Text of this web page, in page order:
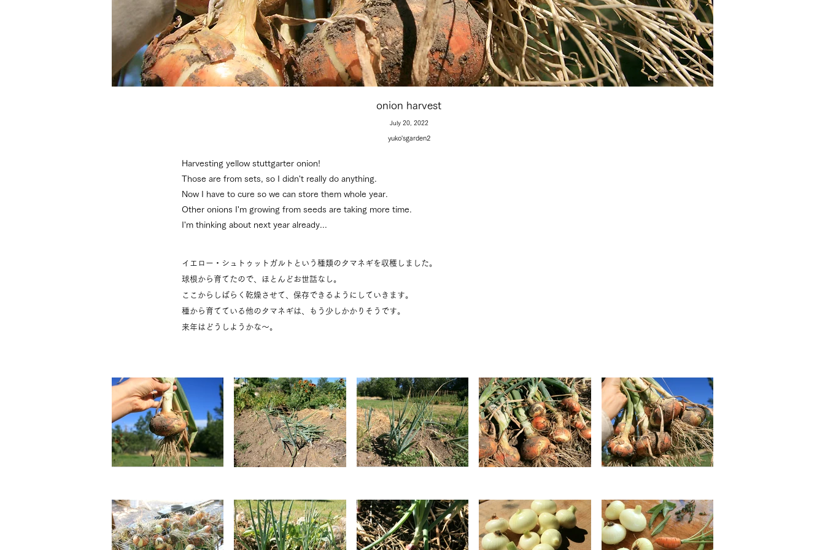
onion harvest
July 20, 2022
yuko'sgarden2
Harvesting yellow stuttgarter onion!
Those are from sets, so I didn't really do anything.
Now I have to cure so we can store them whole year.
Other onions I'm growing from seeds are taking more time.
I'm thinking about next year already...
イエロー・シュトゥットガルトという種類のタマネギを収穫しました。
球根から育てたので、ほとんどお世話なし。
ここからしばらく乾燥させて、保存できるようにしていきます。
種から育てている他のタマネギは、もう少しかかりそうです。
来年はどうしようかな〜。